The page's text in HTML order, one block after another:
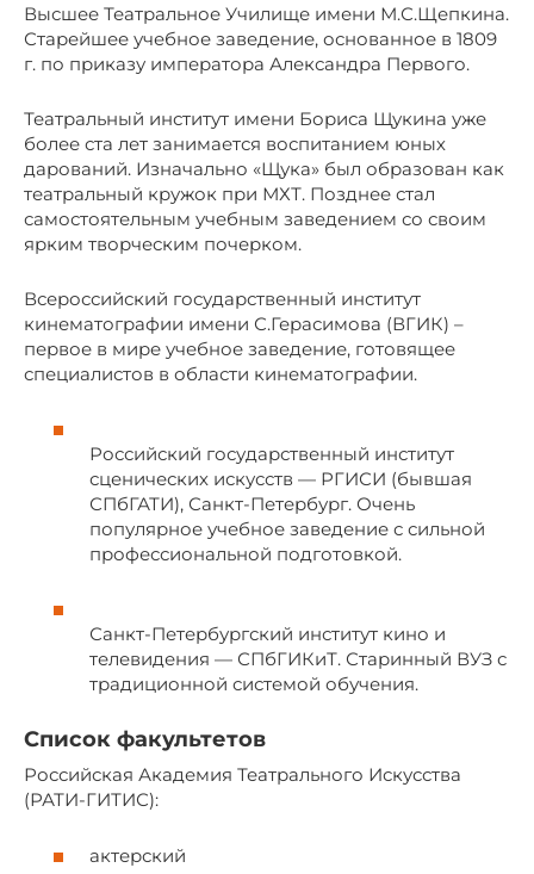
Высшее Театральное Училище имени М.С.Щепкина.
Старейшее учебное заведение, основанное в 1809
г. по приказу императора Александра Первого.
Театральный институт имени Бориса Щукина уже
более ста лет занимается воспитанием юных
дарований. Изначально «Щука» был образован как
театральный кружок при МХТ. Позднее стал
самостоятельным учебным заведением со своим
ярким творческим почерком.
Всероссийский государственный институт
кинематографии имени С.Герасимова (ВГИК) –
первое в мире учебное заведение, готовящее
специалистов в области кинематографии.
Российский государственный институт
сценических искусств — РГИСИ (бывшая
СПбГАТИ), Санкт-Петербург. Очень
популярное учебное заведение с сильной
профессиональной подготовкой.
Санкт-Петербургский институт кино и
телевидения — СПбГИКиТ. Старинный ВУЗ с
традиционной системой обучения.
Список факультетов
Российская Академия Театрального Искусства
(РАТИ-ГИТИС):
актерский